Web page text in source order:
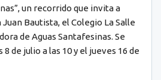
un recorrido que invita a
Bautista, el Colegio La Salle
de Aguas Santafesinas. Se
de julio a las 10 y el jueves 16 de